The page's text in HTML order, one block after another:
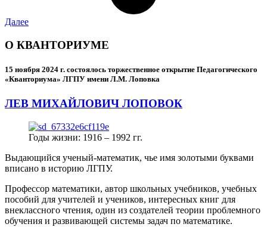
Далее
О КВАНТОРИУМЕ
15 ноября 2024 г. состоялось торжественное открытие Педагогического
«Кванториума» ЛГПУ имени Л.М. Лоповка
ЛЕВ МИХАЙЛОВИЧ ЛОПОВОК
Годы жизни: 1916 – 1992 гг.
Выдающийся ученый-математик, чье имя золотыми буквами
вписано в историю ЛГПУ.
Профессор математики, автор школьных учебников, учебных
пособий для учителей и учеников, интересных книг для
внеклассного чтения, один из создателей теории проблемного
обучения и развивающей системы задач по математике.